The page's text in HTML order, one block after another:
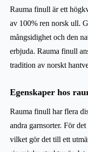
Rauma finull är ett
av 100% ren norsk ull.
mångsidighet och den
erbjuda. Rauma finull
tradition av norskt
Egenskaper hos
Rauma finull har flera
andra garnsorter. För
vilket gör det till ett